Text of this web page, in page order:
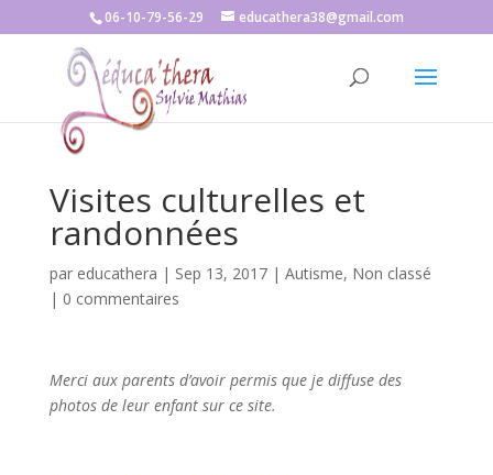
06-10-79-56-29 educathera38@gmail.com
Visites culturelles et
randonnées
par educathera | Sep 13, 2017| Autisme, Non classé
| 0 commentaires
Merci aux parents d’avoir permis que je diffuse des
photos de leur enfant sur ce site.